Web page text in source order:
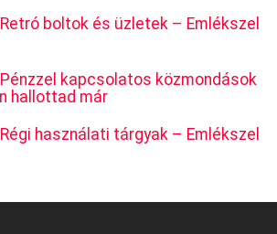
boltok és üzletek – Emlékszel
kapcsolatos közmondások
hallottad már
használati tárgyak – Emlékszel